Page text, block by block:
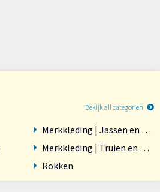
Bekijk all categorien
Merkkleding | Jassen en
Merkkleding | Truien en
Rokken